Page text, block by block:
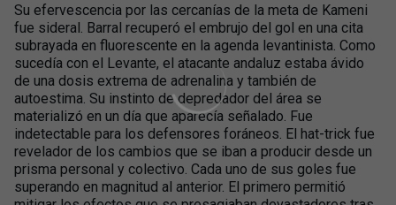
Su efervescencia por las cercanías de la meta de Kameni
fue sideral. Barral recuperó el embrujo del gol en una cita
subrayada en fluorescente en la agenda levantinista. Como
sucedía con el Levante, el atacante andaluz estaba ávido
de una dosis extrema de adrenalina y también de
autoestima. Su instinto de depredador del área se
materializó en un día que aparecía señalado. Fue
indetectable para los defensores foráneos. El hat-trick fue
revelador de los cambios que se iban a producir desde un
prisma personal y colectivo. Cada uno de sus goles fue
superando en magnitud al anterior. El primero permitió